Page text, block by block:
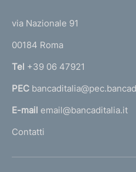
d
i
m
e
n
t
o
r
n
a
l
'
via Nazionale 91
00184 Roma
Tel +39 06 47921
PEC
E-mail email@bancaditalia.it
Contatti